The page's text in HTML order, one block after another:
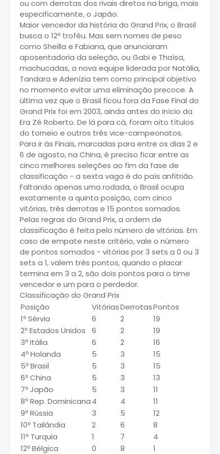
ou com derrotas dos rivais diretos na briga, mais
especificamente, o Japão.
Maior vencedor da história do Grand Prix, o Brasil
busca o 12º troféu. Mas sem nomes de peso
como Sheilla e Fabiana, que anunciaram
aposentadoria da seleção, ou Gabi e Thaísa,
machucadas, a nova equipe liderada por Natália,
Tandara e Adenízia tem como principal objetivo
no momento evitar uma eliminação precoce. A
última vez que o Brasil ficou fora da Fase Final do
Grand Prix foi em 2003, ainda antes do início da
Era Zé Roberto. De lá para cá, foram oito títulos
do torneio e outros três vice-campeonatos.
Para ir às Finais, marcadas para entre os dias 2 e
6 de agosto, na China, é preciso ficar entre as
cinco melhores seleções ao fim da fase de
classificação - a sexta vaga é do país anfitrião.
Faltando apenas uma rodada, o Brasil ocupa
exatamente a quinta posição, com cinco
vitórias, três derrotas e 15 pontos somados.
Pelas regras do Grand Prix, a ordem de
classificação é feita pelo número de vitórias. Em
caso de empate neste critério, vale o número
de pontos somados - vitórias por 3 sets a 0 ou 3
sets a 1, valem três pontos, quando o placar
termina em 3 a 2, são dois pontos para o time
vencedor e um para o perdedor.
Classificação do Grand Prix
Posição
VitóriasDerrotasPontos
1º Sérvia
6 2
19
2º Estados Unidos
6 2
19
3º Itália
6 2
16
4º Holanda
5 3
15
5º Brasil
5 3
15
6º China
5 3
13
7º Japão
5 3
11
8º Rep. Dominicana4 4
11
9º Rússia
3 5
12
10º Tailândia
2 6
8
11º Turquia
1 7
4
12º Bélgica
0 8
1